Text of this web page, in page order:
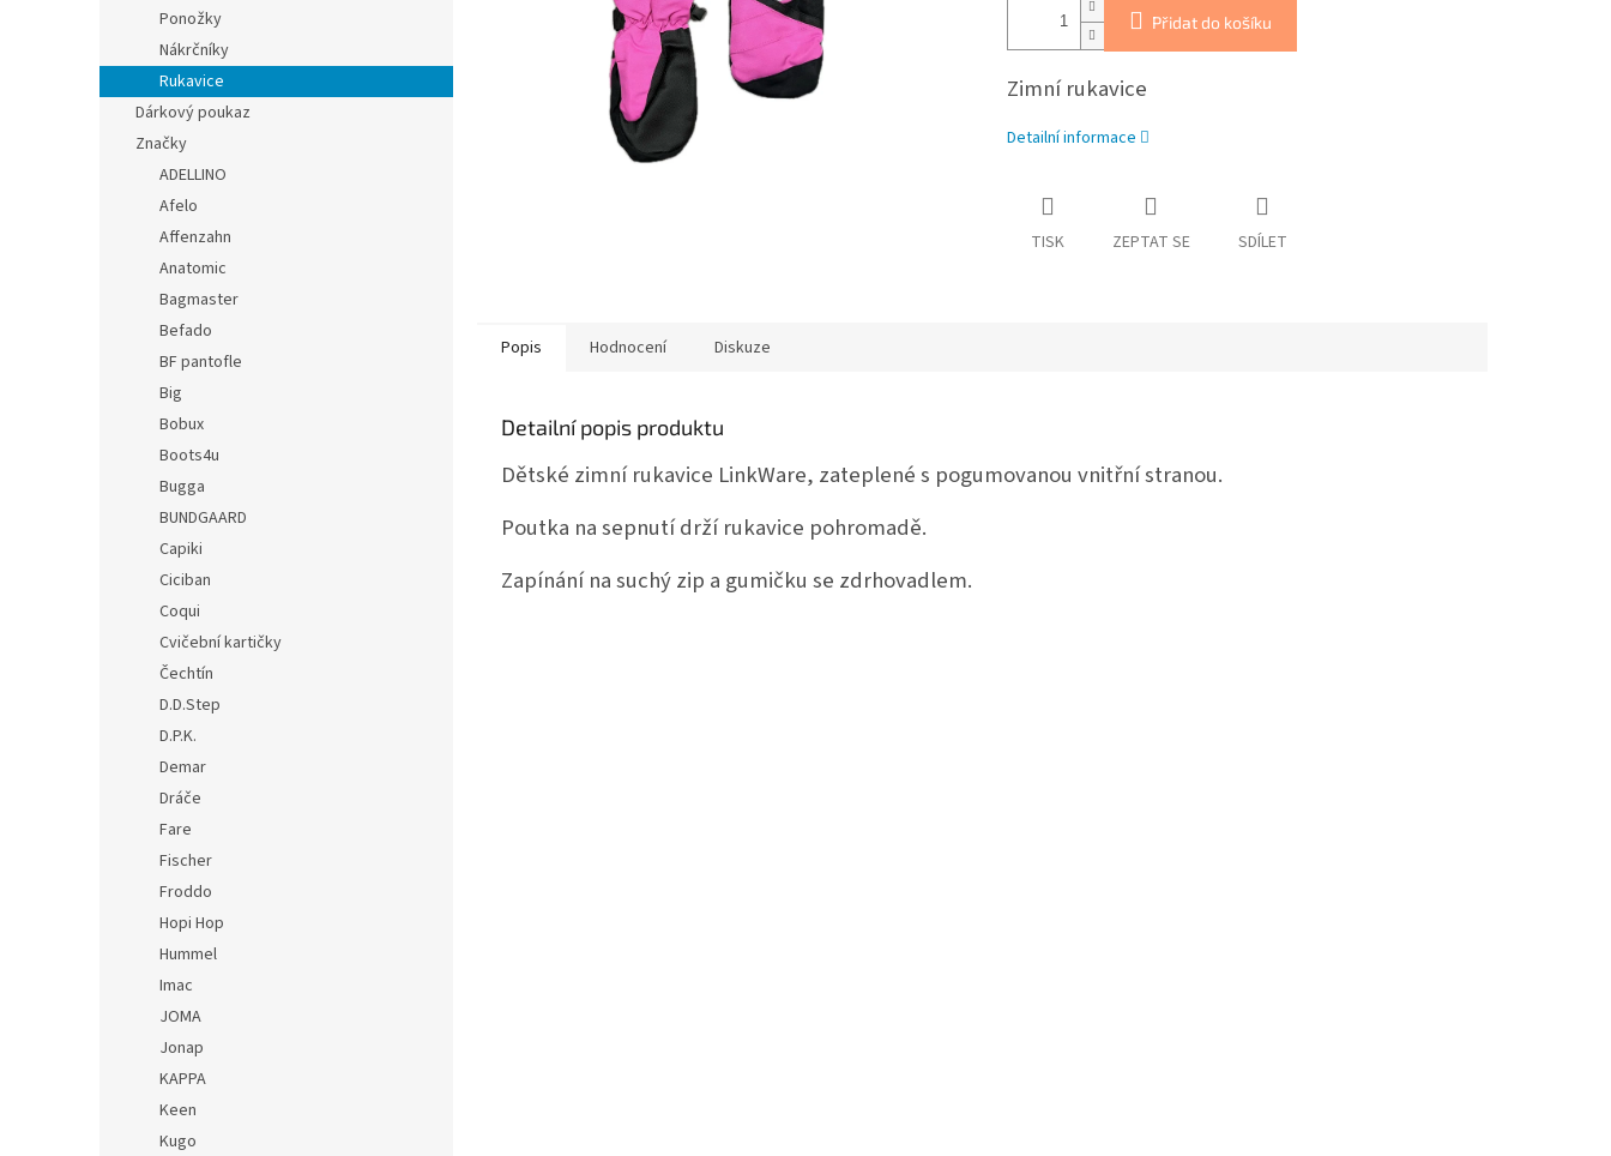
l
Ponožky
Nákrčníky
Rukavice
Dárkový poukaz
Značky
ADELLINO
Afelo
Affenzahn
Anatomic
Bagmaster
Befado
BF pantofle
Big
Bobux
Boots4u
Bugga
BUNDGAARD
Capiki
Ciciban
Coqui
Cvičební kartičky
Čechtín
D.D.Step
D.P.K.
Demar
Dráče
Fare
Fischer
Froddo
Hopi Hop
Hummel
Imac
JOMA
Jonap
KAPPA
Keen
Kugo
Přidat do košíku
Zimní rukavice
Detailní informace
TISK ZEPTAT SE SDÍLET
Popis Hodnocení Diskuze
Detailní popis produktu
Dětské zimní rukavice LinkWare, zateplené s pogumovanou vnitřní stranou.
Poutka na sepnutí drží rukavice pohromadě.
Zapínání na suchý zip a gumičku se zdrhovadlem.